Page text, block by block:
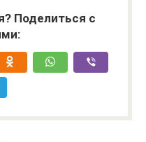
Поделиться с